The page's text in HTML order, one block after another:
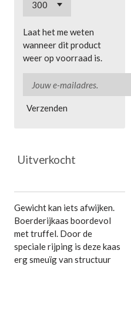
Laat het me weten
wanneer dit product
weer op voorraad is.
Verzenden
Uitverkocht
Gewicht kan iets afwijken.
Boerderijkaas boordevol
met truffel. Door de
speciale rijping is deze kaas
erg smeuïg van structuur